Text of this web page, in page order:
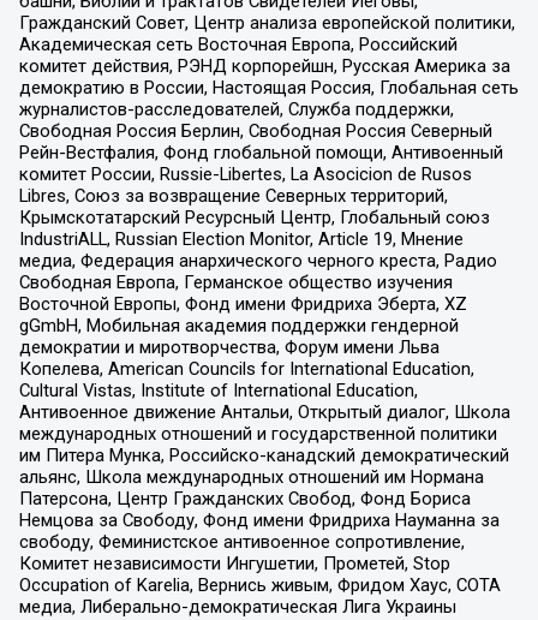
Гражданский Совет, Центр анализа европейской политики,
Академическая сеть Восточная Европа, Российский
комитет действия, РЭНД корпорейшн, Русская Америка за
демократию в России, Настоящая Россия, Глобальная сеть
журналистов-расследователей, Служба поддержки,
Свободная Россия Берлин, Свободная Россия Северный
Рейн-Вестфалия, Фонд глобальной помощи, Антивоенный
комитет России, Russie-Libertes, La Asocicion de Rusos
Libres, Союз за возвращение Северных территорий,
Крымскотатарский Ресурсный Центр, Глобальный союз
IndustriALL, Russian Election Monitor, Article 19, Мнение
медиа, Федерация анархического черного креста, Радио
Свободная Европа, Германское общество изучения
Восточной Европы, Фонд имени Фридриха Эберта, XZ
gGmbH, Мобильная академия поддержки гендерной
демократии и миротворчества, Форум имени Льва
Копелева, American Councils for International Education,
Cultural Vistas, Institute of International Education,
Антивоенное движение Антальи, Открытый диалог, Школа
международных отношений и государственной политики
им Питера Мунка, Российско-канадский демократический
альянс, Школа международных отношений им Нормана
Патерсона, Центр Гражданских Свобод, Фонд Бориса
Немцова за Свободу, Фонд имени Фридриха Науманна за
свободу, Феминистское антивоенное сопротивление,
Комитет независимости Ингушетии, Прометей, Stop
Occupation of Karelia, Вернись живым, Фридом Хаус, СОТА
медиа, Либерально-демократическая Лига Украины